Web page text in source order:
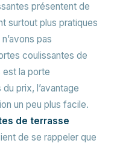
présentent de
surtout plus pratiques
pas
coulissantes de
est la porte
prix, l’avantage
un peu plus facile.
de terrasse
de se rappeler que